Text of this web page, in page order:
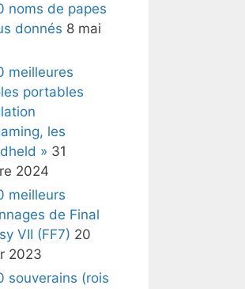
noms de papes
donnés 8 mai
meilleures
portables
les
» 31
2024
meilleurs
de Final
VII (FF7) 20
2023
souverains (rois